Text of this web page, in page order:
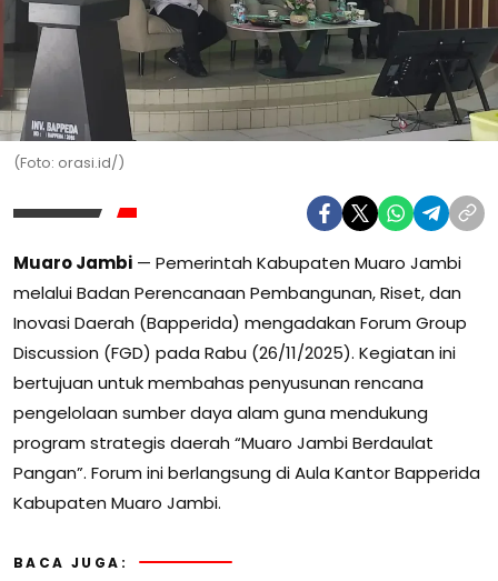
(Foto: orasi.id/)
Muaro Jambi — Pemerintah Kabupaten Muaro Jambi
melalui Badan Perencanaan Pembangunan, Riset, dan
Inovasi Daerah (Bapperida) mengadakan Forum Group
Discussion (FGD) pada Rabu (26/11/2025). Kegiatan ini
bertujuan untuk membahas penyusunan rencana
pengelolaan sumber daya alam guna mendukung
program strategis daerah “Muaro Jambi Berdaulat
Pangan”. Forum ini berlangsung di Aula Kantor Bapperida
Kabupaten Muaro Jambi.
BACA JUGA: